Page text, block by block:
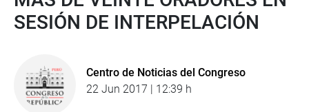
SESIÓN DE INTERPELACIÓN
Centro de Noticias del Congreso
22 Jun 2017 | 12:39 h